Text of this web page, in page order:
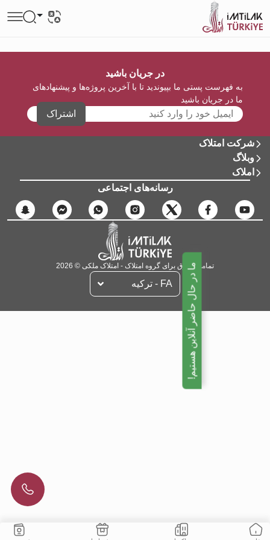
در جریان باشید
به فهرست پستی ما بپیوندید تا با آخرین پروژه‌ها و پیشنهادهای
ما در جریان باشید
اشتراک
شرکت امتلاک
وبلاگ
املاک
رسانه‌های اجتماعی
تمامی حقوق برای گروه امتلاک - امتلاک ملکی © 2026
FA - تركيه ما در حال حاضر آنلاین هستیم!